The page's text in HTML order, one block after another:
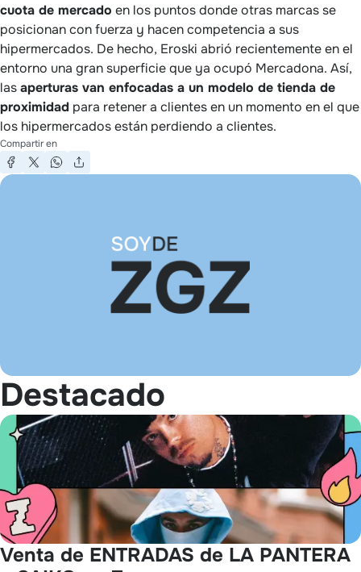
cuota de mercado en los puntos donde otras marcas se
posicionan con fuerza y hacen competencia a sus
hipermercados. De hecho, Eroski abrió recientemente en el
entorno una gran superficie que ya ocupó Mercadona. Así,
lasaperturas van enfocadas a un modelo de tienda de
proximidad para retener a clientes en un momento en el que
los hipermercados están perdiendo a clientes.
Compartir en
Destacado
Venta de ENTRADAS de LA PANTERA